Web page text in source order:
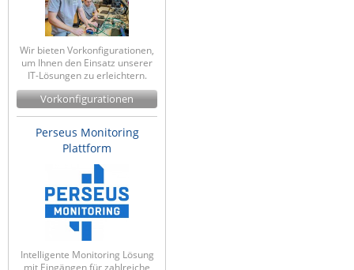
Wir bieten Vorkonfigurationen,
um Ihnen den Einsatz unserer
IT-Lösungen zu erleichtern.
Vorkonfigurationen
Perseus Monitoring
Plattform
Intelligente Monitoring Lösung